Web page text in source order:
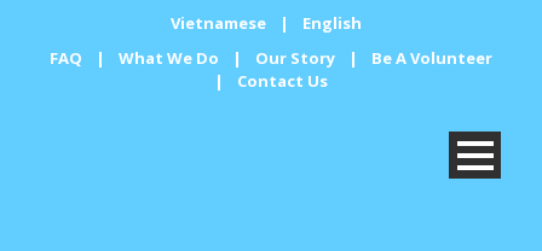
Vietnamese |
English
FAQ
| What We Do | Our Story |
Be A Volunteer
|
Contact Us